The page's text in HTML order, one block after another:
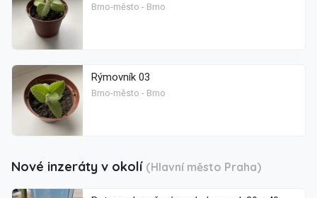
Brno-město - Brno
Rýmovník 03
Brno-město - Brno
Nové inzeráty v okolí (Hlavní město Praha)